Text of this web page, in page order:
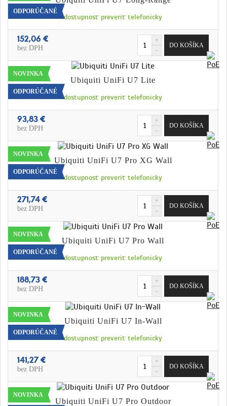
ODPORÚČANÉ
dostupnosť preveriť telefonicky
152,06 €
bez DPH
NOVINKA
ODPORÚČANÉ
Ubiquiti UniFi U7 Lite
dostupnosť preveriť telefonicky
93,83 €
bez DPH
NOVINKA
ODPORÚČANÉ
Ubiquiti UniFi U7 Pro XG Wall
dostupnosť preveriť telefonicky
271,74 €
bez DPH
NOVINKA
ODPORÚČANÉ
Ubiquiti UniFi U7 Pro Wall
dostupnosť preveriť telefonicky
188,73 €
bez DPH
NOVINKA
ODPORÚČANÉ
Ubiquiti UniFi U7 In-Wall
dostupnosť preveriť telefonicky
141,27 €
bez DPH
NOVINKA
Ubiquiti UniFi U7 Pro Outdoor